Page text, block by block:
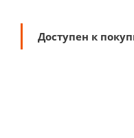
Доступен к